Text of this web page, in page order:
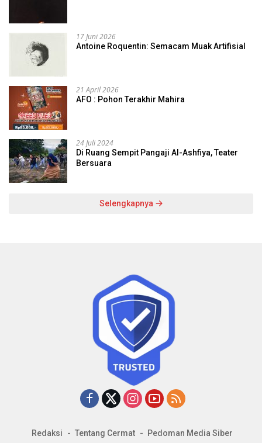
17 Juni 2026
Antoine Roquentin: Semacam Muak Artifisial
21 April 2026
AFO : Pohon Terakhir Mahira
24 Juli 2024
Di Ruang Sempit Pangaji Al-Ashfiya, Teater
Bersuara
Selengkapnya
Redaksi Tentang Cermat Pedoman Media Siber